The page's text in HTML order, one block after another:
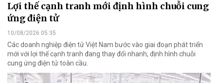
Lợi thế cạnh tranh mới định hình chuỗi cung
ứng điện tử
10/08/2026 05:35
Các doanh nghiệp điện tử Việt Nam bước vào giai đoạn phát triển
mới với lợi thế cạnh tranh đang thay đổi nhanh, định hình chuỗi
cung ứng điện tử toàn cầu.